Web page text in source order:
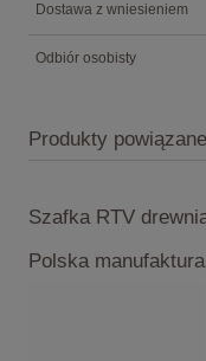
Dostawa z wniesieniem
Odbiór osobisty
Produkty powiązane
Szafka RTV
Polska manufaktura